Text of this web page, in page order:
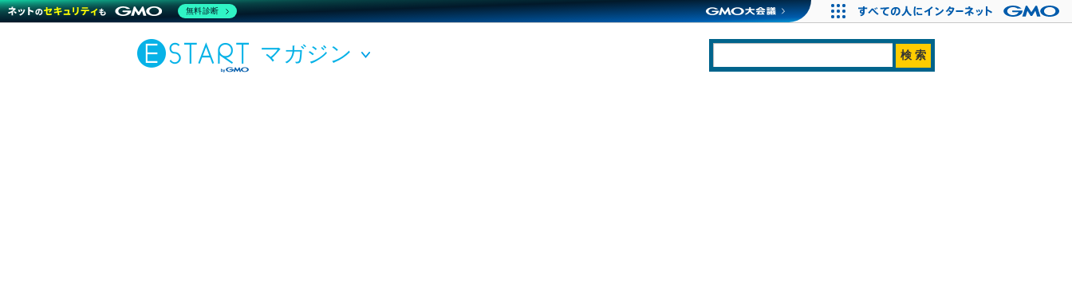
マガジン
無料診断